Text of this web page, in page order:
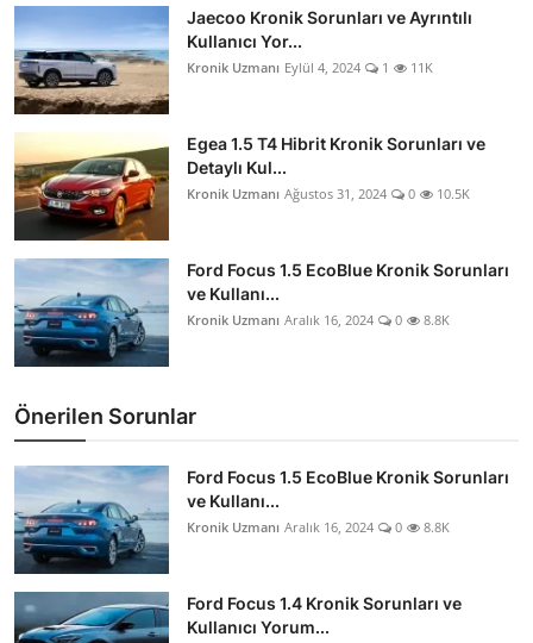
Jaecoo Kronik Sorunları ve Ayrıntılı
Kullanıcı Yor...
Kronik Uzmanı Eylül 4, 2024 1 11K
Egea 1.5 T4 Hibrit Kronik Sorunları ve
Detaylı Kul...
Kronik Uzmanı Ağustos 31, 2024 0 10.5K
Ford Focus 1.5 EcoBlue Kronik Sorunları
ve Kullanı...
Kronik Uzmanı Aralık 16, 2024 0 8.8K
Önerilen Sorunlar
Ford Focus 1.5 EcoBlue Kronik Sorunları
ve Kullanı...
Kronik Uzmanı Aralık 16, 2024 0 8.8K
Ford Focus 1.4 Kronik Sorunları ve
Kullanıcı Yorum...